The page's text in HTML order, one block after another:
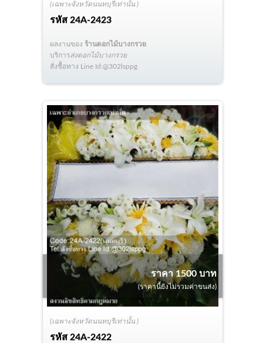
(เฉพาะจังหวัดนนทบุรีเท่านั้น )
รหัส 24A-2423
ผลงานของ ร้านดอกไม้บางกรวย
บริการส่งดอกไม้บางกรวย
สั่งซื้อทาง Line Id:@302lsppg
(เฉพาะจังหวัดนนทบุรีเท่านั้น )
รหัส 24A-2422
ราคา 1500 บาท
(ราคานี้ยังไม่รวมค่าขนส่ง)